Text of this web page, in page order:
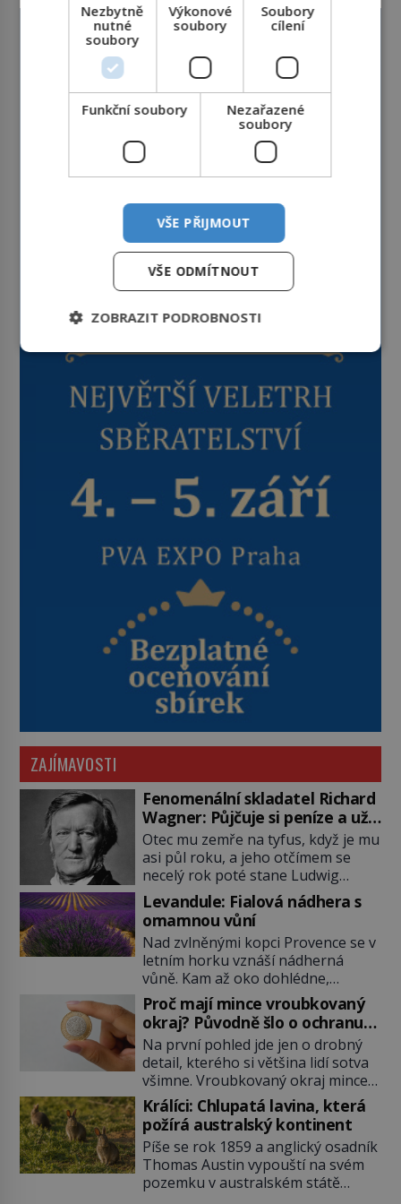
ZAJÍMAVOSTI
Fenomenální skladatel Richard
Wagner: Půjčuje si peníze a už
je nevrací!
Otec mu zemře na tyfus, když je mu
asi půl roku, a jeho otčímem se
necelý rok poté stane Ludwig
Geyer (1779–1821). Je o pět let
mladší, než matka Richarda
Wagnera (1813–1883) a podle
nedochované korespondence je
docela dobře možné, že Geyer není
jen jeho otčím, ale rovnou otec.
Velký otazník také visí nad tím, […]
Levandule: Fialová nádhera s
omamnou vůní
Nad zvlněnými kopci Provence se v
letním horku vznáší nádherná
vůně. Kam až oko dohlédne,
táhnou se řady fialových květů, nad
nimiž bzučí tisíce včel. Levandule se
stala symbolem jižní Francie,
romantických prázdnin i klidu
venkova. Její příběh je však
mnohem starší než slavné
provensálské plantáže. Lidé si této
neobyčejné rostlinky cenili už před
tisíci […]
Proč mají mince vroubkovaný
okraj? Původně šlo o ochranu
proti podvodníkům
Na první pohled jde jen o drobný
detail, kterého si většina lidí sotva
všimne. Vroubkovaný okraj mince
ale není ozdobou. Vzniká jako
důmyslná ochrana proti
podvodníkům, kteří po staletí
okrádají státní pokladny i obyčejné
obchodníky. Za nenápadnými
zoubky se skrývá příběh lidské
Králíci: Chlupatá lavina, která
požírá australský kontinent
Píše se rok 1859 a anglický osadník
Thomas Austin vypouští na svém
pozemku v australském státě
Nezbytně
nutné
soubory
Výkonové
soubory
Soubory
cílení
Funkční soubory
Nezařazené
soubory
VŠE PŘIJMOUT
VŠE ODMÍTNOUT
ZOBRAZIT PODROBNOSTI